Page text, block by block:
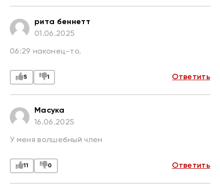
рита беннетт
01.06.2025
06:29 наконец-то.
5 1 Ответить
Масука
16.06.2025
У меня волшебный член
11 0 Ответить